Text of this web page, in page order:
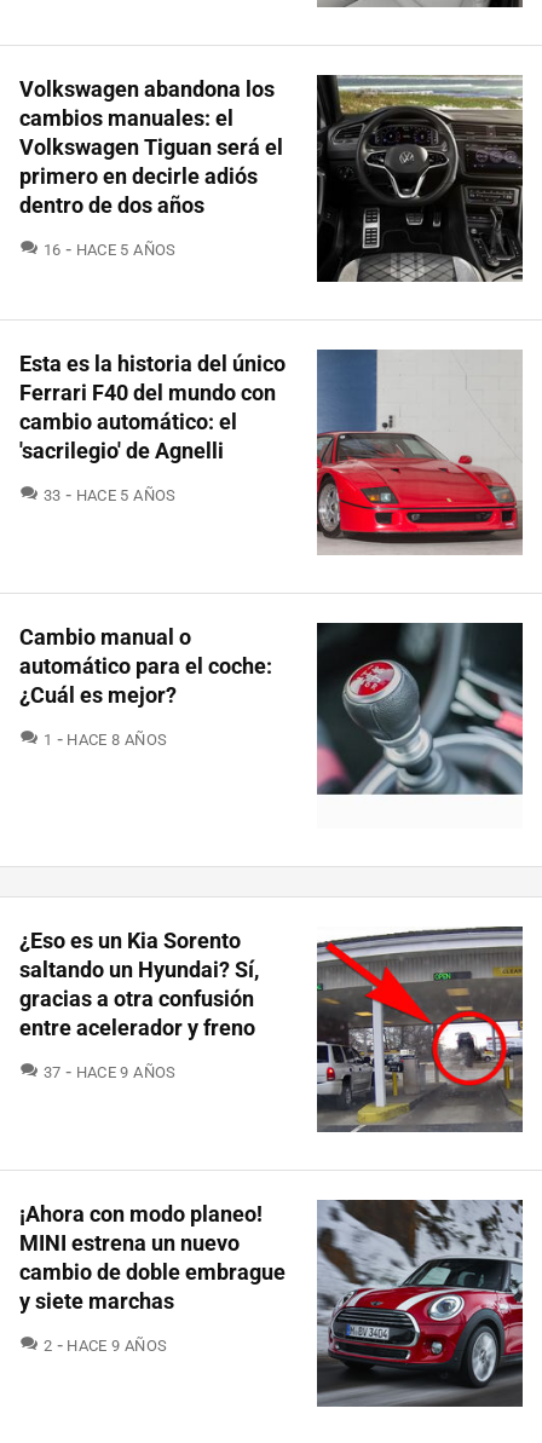
Volkswagen abandona los
cambios manuales: el
Volkswagen Tiguan será el
primero en decirle adiós
dentro de dos años
16 COMENTARIOS
HACE 5 AÑOS
Esta es la historia del único
Ferrari F40 del mundo con
cambio automático: el
'sacrilegio' de Agnelli
33 COMENTARIOS
HACE 5 AÑOS
Cambio manual o
automático para el coche:
¿Cuál es mejor?
1 COMENTARIOS
HACE 8 AÑOS
¿Eso es un Kia Sorento
saltando un Hyundai? Sí,
gracias a otra confusión
entre acelerador y freno
37 COMENTARIOS
HACE 9 AÑOS
¡Ahora con modo planeo!
MINI estrena un nuevo
cambio de doble embrague
y siete marchas
2 COMENTARIOS
HACE 9 AÑOS